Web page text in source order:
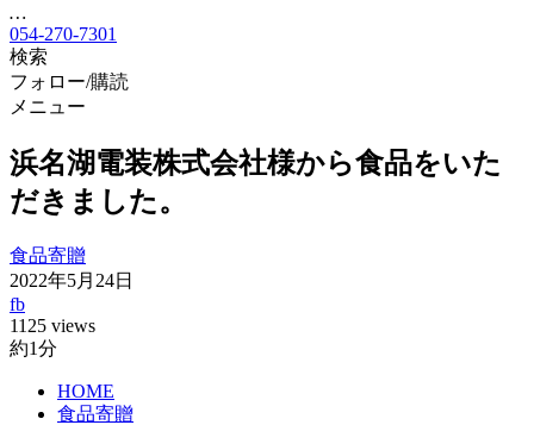
…
054-270-7301
検索
フォロー/購読
メニュー
浜名湖電装株式会社様から食品をいた
だきました。
食品寄贈
2022年5月24日
fb
1125 views
約1分
HOME
食品寄贈